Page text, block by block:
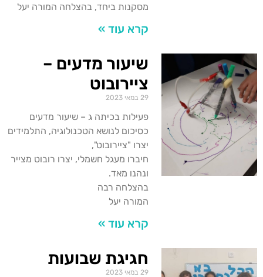
מסקנות ביחד, בהצלחה המורה יעל
קרא עוד »
שיעור מדעים –
ציירובוט
29 במאי 2023
פעילות בכיתה ג – שיעור מדעים
כסיכום לנושא הטכנולוגיה, התלמידים
יצרו "ציירובוט",
חיברו מעגל חשמלי, יצרו רובוט מצייר
ונהנו מאד.
בהצלחה רבה
המורה יעל
קרא עוד »
חגיגת שבועות
29 במאי 2023